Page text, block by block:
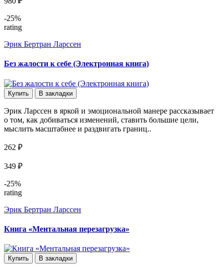
-25%
rating
Эрик Бертран Ларссен
Без жалости к себе (Электронная книга)
Купить В закладки
Эрик Ларссен в яркой и эмоциональной манере рассказывает
о том, как добиваться изменений, ставить большие цели,
мыслить масштабнее и раздвигать границ..
262 ₽
349 ₽
-25%
rating
Эрик Бертран Ларссен
Книга «Ментальная перезагрузка»
Купить В закладки